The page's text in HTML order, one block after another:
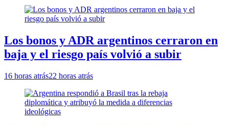
Los bonos y ADR argentinos cerraron en
baja y el riesgo país volvió a subir
16 horas atrás22 horas atrás